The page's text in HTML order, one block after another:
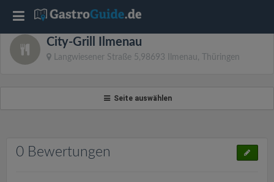
City-Grill Ilmenau
Langwiesener Straße 5,98693 Ilmenau, Thüringen
Seite auswählen
0 Bewertungen
T
o